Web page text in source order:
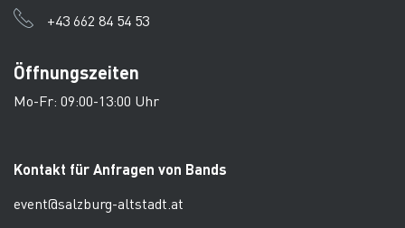
+43 662 84 54 53
Öffnungszeiten
Mo-Fr: 09:00-13:00 Uhr
Kontakt für Anfragen von Bands
event@salzburg-altstadt.at